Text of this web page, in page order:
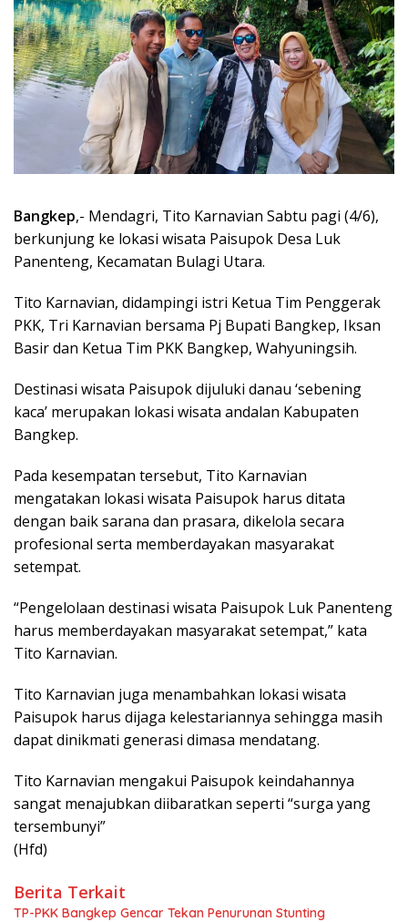
Bangkep,- Mendagri, Tito Karnavian Sabtu pagi (4/6),
berkunjung ke lokasi wisata Paisupok Desa Luk
Panenteng, Kecamatan Bulagi Utara.
Tito Karnavian, didampingi istri Ketua Tim Penggerak
PKK, Tri Karnavian bersama Pj Bupati Bangkep, Iksan
Basir dan Ketua Tim PKK Bangkep, Wahyuningsih.
Destinasi wisata Paisupok dijuluki danau ‘sebening
kaca’ merupakan lokasi wisata andalan Kabupaten
Bangkep.
Pada kesempatan tersebut, Tito Karnavian
mengatakan lokasi wisata Paisupok harus ditata
dengan baik sarana dan prasara, dikelola secara
profesional serta memberdayakan masyarakat
setempat.
“Pengelolaan destinasi wisata Paisupok Luk Panenteng
harus memberdayakan masyarakat setempat,” kata
Tito Karnavian.
Tito Karnavian juga menambahkan lokasi wisata
Paisupok harus dijaga kelestariannya sehingga masih
dapat dinikmati generasi dimasa mendatang.
Tito Karnavian mengakui Paisupok keindahannya
sangat menajubkan diibaratkan seperti “surga yang
tersembunyi”
(Hfd)
Berita Terkait
TP-PKK Bangkep Gencar Tekan Penurunan Stunting